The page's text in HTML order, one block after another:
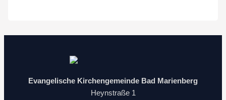
Evangelische Kirchengemeinde Bad Marienberg
Heynstraße 1